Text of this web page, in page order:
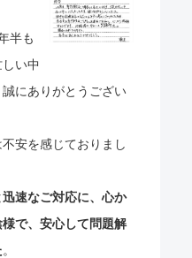
半も
い中
にありがとうござい
安を感じておりまし
速なご対応に、心か
で、安心して問題解
。